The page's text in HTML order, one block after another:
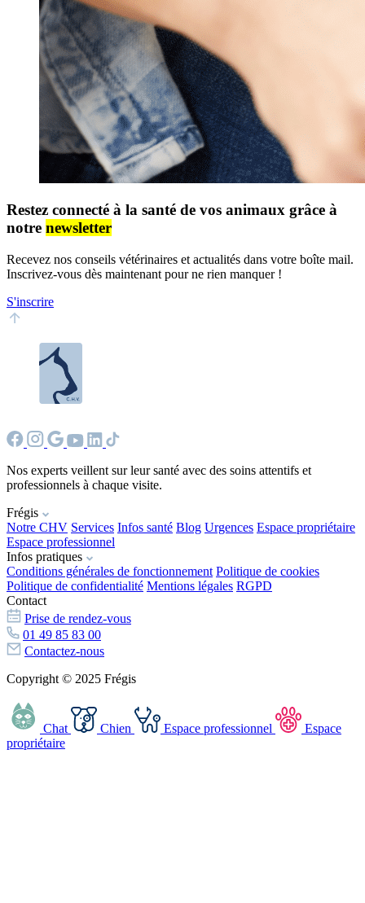
Restez connecté à la santé de vos animaux grâce à
notre newsletter
Recevez nos conseils vétérinaires et actualités dans votre boîte mail.
Inscrivez-vous dès maintenant pour ne rien manquer !
S'inscrire
Nos experts veillent sur leur santé avec des soins attentifs et
professionnels à chaque visite.
Frégis
Notre CHV Services Infos santé Blog Urgences Espace propriétaire
Espace professionnel
Infos pratiques
Conditions générales de fonctionnement Politique de cookies
Politique de confidentialité Mentions légales RGPD
Contact
Prise de rendez-vous
01 49 85 83 00
Contactez-nous
Copyright © 2025 Frégis
Chat Chien Espace professionnel
Espace
propriétaire